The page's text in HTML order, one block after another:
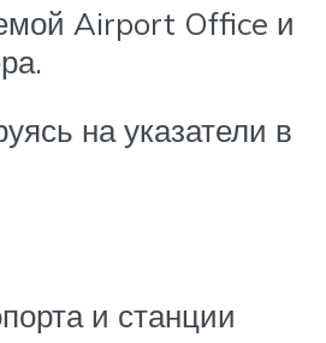
Airport Office и
на указатели в
и станции